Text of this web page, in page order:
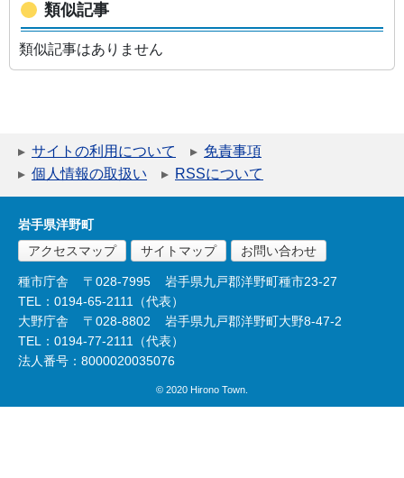
類似記事
類似記事はありません
サイトの利用について
免責事項
個人情報の取扱い
RSSについて
岩手県洋野町
アクセスマップ
サイトマップ お問い合わせ
種市庁舎 〒028-7995
岩手県九戸郡洋野町種市23-27
TEL：0194-65-2111（代表）
大野庁舎
〒028-8802
岩手県九戸郡洋野町大野8-47-2
TEL：0194-77-2111（代表）
法人番号：8000020035076
© 2020 Hirono Town.